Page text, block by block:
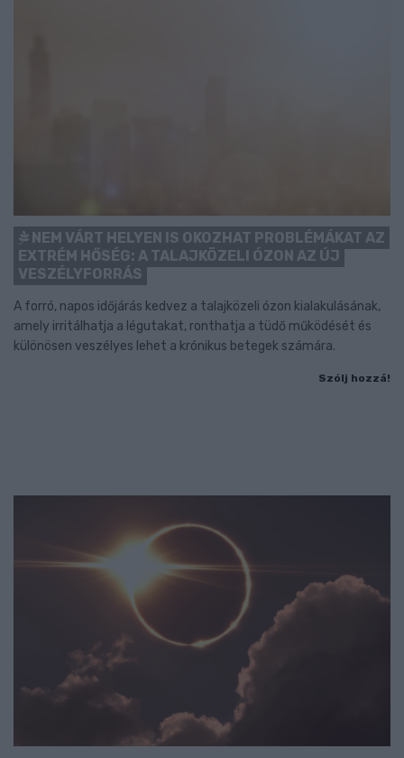
NEM VÁRT HELYEN IS OKOZHAT PROBLÉMÁKAT AZ
EXTRÉM HŐSÉG: A TALAJKÖZELI ÓZON AZ ÚJ
VESZÉLYFORRÁS
A forró, napos időjárás kedvez a talajközeli ózon kialakulásának,
amely irritálhatja a légutakat, ronthatja a tüdő működését és
különösen veszélyes lehet a krónikus betegek számára.
Szólj hozzá!